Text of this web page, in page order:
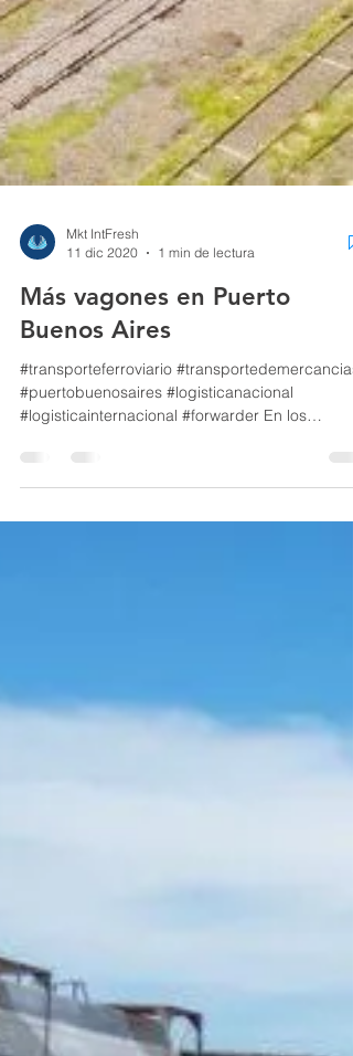
Mkt IntFresh
11 dic 2020
1 min de lectura
Más vagones en Puerto
Buenos Aires
#transporteferroviario #transportedemercancias
primeros...